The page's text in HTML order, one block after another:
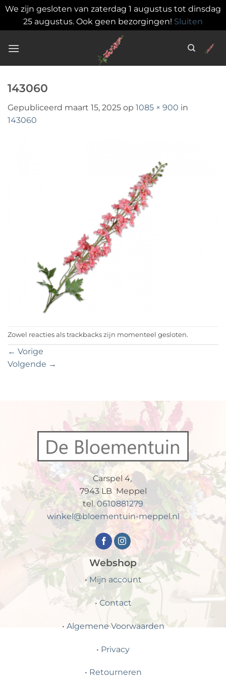
We zijn gesloten van zaterdag 1 augustus tot dinsdag
25 augustus. Ook geen bezorgingen! Sluiten
naar
143060
Gepubliceerd maart 15, 2025 op 1085 × 900 in
143060
Zowel reacties als trackbacks zijn momenteel gesloten.
← Vorige
Volgende →
Carspel 4,
7943 LB Meppel
tel. 0610881279
winkel@bloementuin-meppel.nl
Webshop
• Mijn account
•Contact
• Algemene Voorwaarden
• Privacy
• Retourneren